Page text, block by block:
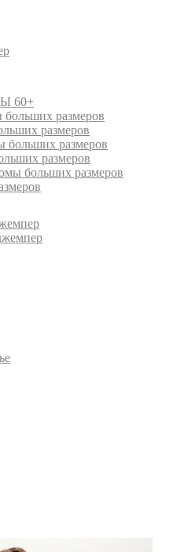
60+
размеров
размеров
размеров
размеров
больших размеров